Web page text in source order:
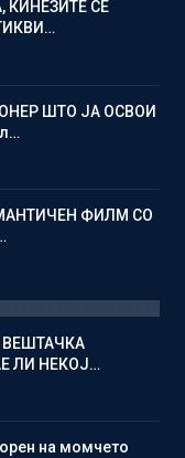
КИНЕЗИТЕ СЕ
ШТО ЈА ОСВОИ
ФИЛМ СО
ЛИ НЕКОЈ…
на момчето